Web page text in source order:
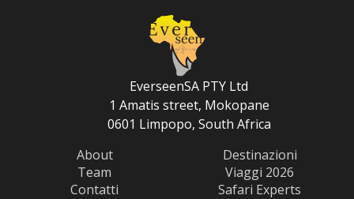
EverseenSA PTY Ltd
1 Amatis street, Mokopane
0601 Limpopo, South Africa
About
Team
Contatti
Destinazioni
Viaggi 2026
Safari Experts